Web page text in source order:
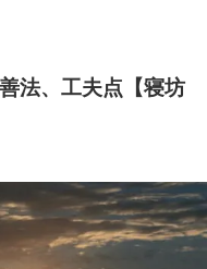
法、工夫点【寝坊